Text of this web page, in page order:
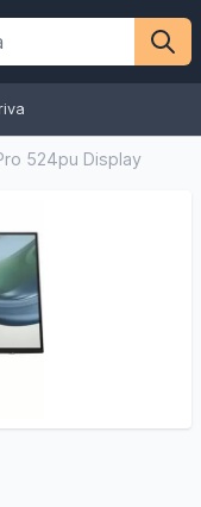
524pu Display